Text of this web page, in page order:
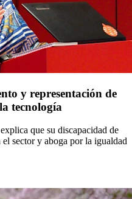
y representación de
tecnología
que su discapacidad de
sector y aboga por la igualdad